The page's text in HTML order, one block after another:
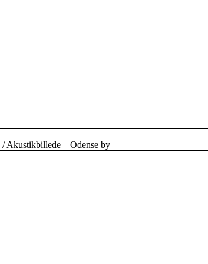
/ Akustikbillede – Odense by